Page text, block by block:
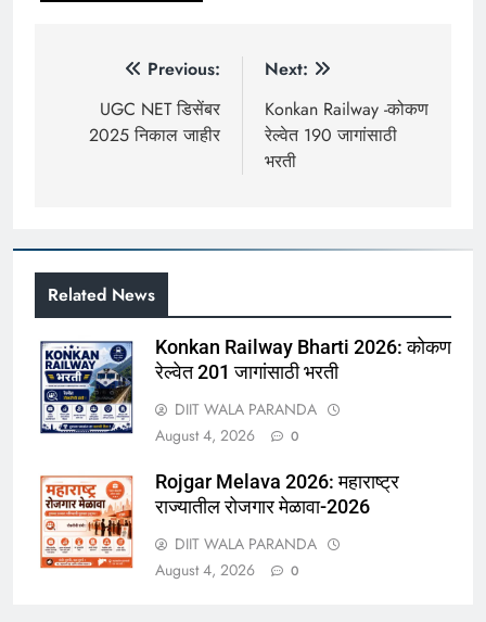
navigation
Previous:
UGC NET डिसेंबर
2025 निकाल जाहीर
Next:
Konkan Railway -कोकण
रेल्वेत 190 जागांसाठी
भरती
Related News
Konkan Railway Bharti 2026: कोकण
रेल्वेत 201 जागांसाठी भरती
DIIT WALA PARANDA
August 4, 2026
0
Rojgar Melava 2026: महाराष्ट्र
राज्यातील रोजगार मेळावा-2026
DIIT WALA PARANDA
August 4, 2026
0